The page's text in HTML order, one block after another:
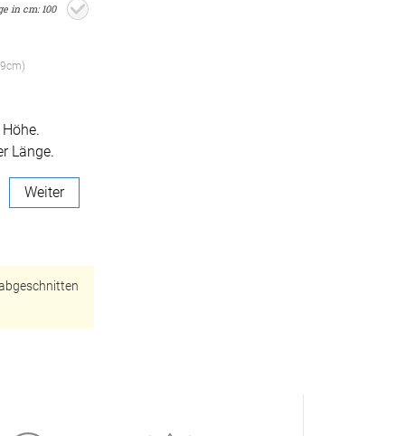
Rechnung
in cm: 100
Länge.
Weiter